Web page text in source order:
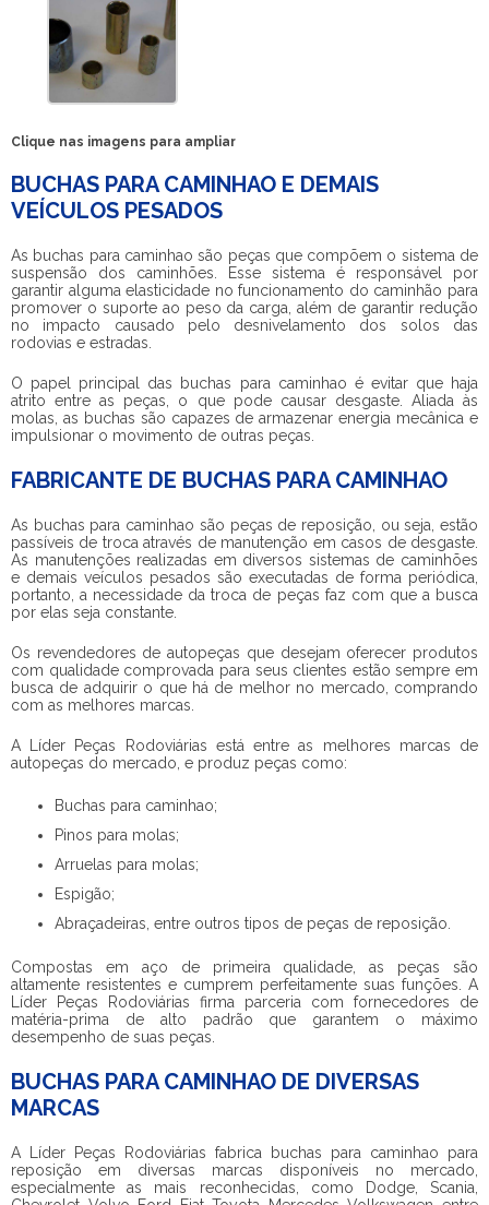
Clique nas imagens para ampliar
BUCHAS PARA CAMINHAO E DEMAIS
VEÍCULOS PESADOS
As buchas para caminhao são peças que compõem o sistema de
suspensão dos caminhões. Esse sistema é responsável por
garantir alguma elasticidade no funcionamento do caminhão para
promover o suporte ao peso da carga, além de garantir redução
no impacto causado pelo desnivelamento dos solos das
rodovias e estradas.
O papel principal das buchas para caminhao é evitar que haja
atrito entre as peças, o que pode causar desgaste. Aliada às
molas, as buchas são capazes de armazenar energia mecânica e
impulsionar o movimento de outras peças.
FABRICANTE DE BUCHAS PARA CAMINHAO
As buchas para caminhao são peças de reposição, ou seja, estão
passíveis de troca através de manutenção em casos de desgaste.
As manutenções realizadas em diversos sistemas de caminhões
e demais veículos pesados são executadas de forma periódica,
portanto, a necessidade da troca de peças faz com que a busca
por elas seja constante.
Os revendedores de autopeças que desejam oferecer produtos
com qualidade comprovada para seus clientes estão sempre em
busca de adquirir o que há de melhor no mercado, comprando
com as melhores marcas.
A Líder Peças Rodoviárias está entre as melhores marcas de
autopeças do mercado, e produz peças como:
Buchas para caminhao;
Pinos para molas;
Arruelas para molas;
Espigão;
Abraçadeiras, entre outros tipos de peças de reposição.
Compostas em aço de primeira qualidade, as peças são
altamente resistentes e cumprem perfeitamente suas funções. A
Líder Peças Rodoviárias firma parceria com fornecedores de
matéria-prima de alto padrão que garantem o máximo
desempenho de suas peças.
BUCHAS PARA CAMINHAO DE DIVERSAS
MARCAS
A Líder Peças Rodoviárias fabrica buchas para caminhao para
reposição em diversas marcas disponíveis no mercado,
especialmente as mais reconhecidas, como Dodge, Scania,